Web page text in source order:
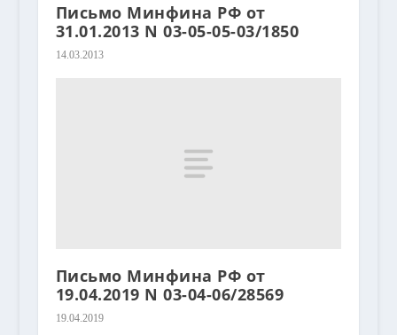
Письмо Минфина РФ от
31.01.2013 N 03-05-05-03/1850
14.03.2013
Письмо Минфина РФ от
19.04.2019 N 03-04-06/28569
19.04.2019